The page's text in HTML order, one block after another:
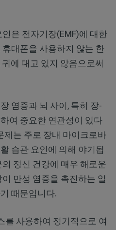
은 전자기장(EMF)에 대한
대폰을 사용하지 않는 한
에 대고 있지 않음으로써
염증과 뇌 사이, 특히 장-
여 중요한 연관성이 있다
제는 주로 장내 마이크로바
습관 요인에 의해 야기됩
정신 건강에 매우 해로운
만성 염증을 촉진하는 일
때문입니다.
를 사용하여 정기적으로 여